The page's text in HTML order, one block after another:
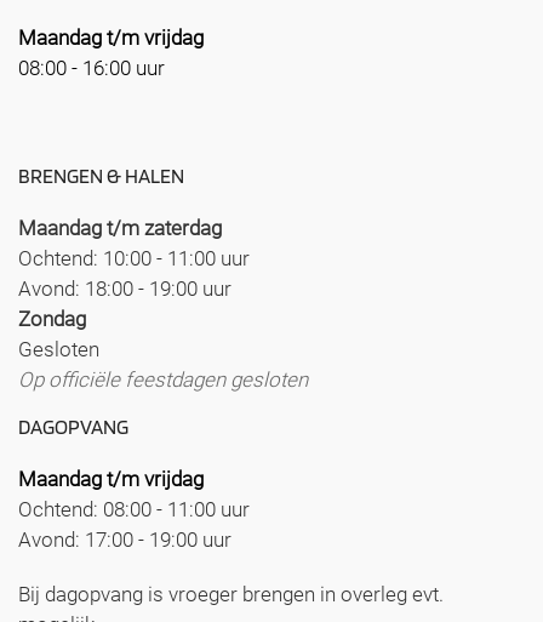
Maandag t/m vrijdag
08:00 - 16:00 uur
BRENGEN & HALEN
Maandag t/m zaterdag
Ochtend: 10:00 - 11:00 uur
Avond: 18:00 - 19:00 uur
Zondag
Gesloten
Op officiële feestdagen gesloten
DAGOPVANG
Maandag t/m vrijdag
Ochtend: 08:00 - 11:00 uur
Avond: 17:00 - 19:00 uur
Bij dagopvang is vroeger brengen in overleg evt.